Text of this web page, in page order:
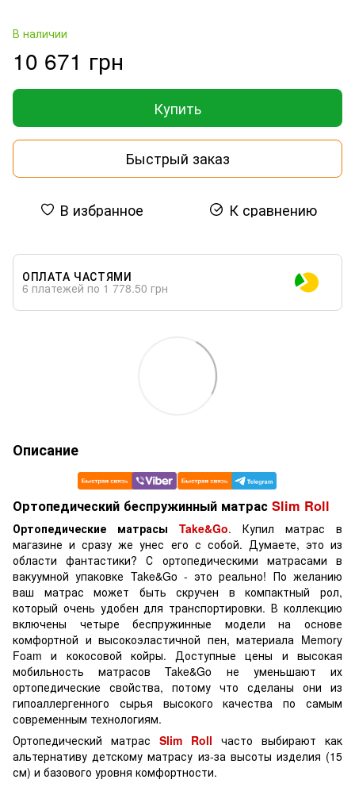
В наличии
10 671 грн
Купить
Быстрый заказ
В избранное К сравнению
ОПЛАТА ЧАСТЯМИ
6 платежей по 1 778.50 грн
Описание
Ортопедический беспружинный матрас Slim Roll
Ортопедические матрасы Take&Go. Купил матрас в
магазине и сразу же унес его с собой. Думаете, это из
области фантастики? С ортопедическими матрасами в
вакуумной упаковке Take&Go - это реально! По желанию
ваш матрас может быть скручен в компактный рол,
который очень удобен для транспортировки. В коллекцию
включены четыре беспружинные модели на основе
комфортной и высокоэластичной пен, материала Memory
Foam и кокосовой койры. Доступные цены и высокая
мобильность матрасов Take&Go не уменьшают их
ортопедические свойства, потому что сделаны они из
гипоаллергенного сырья высокого качества по самым
современным технологиям.
Ортопедический матрас Slim Roll часто выбирают как
альтернативу детскому матрасу из-за высоты изделия (15
см) и базового уровня комфортности.